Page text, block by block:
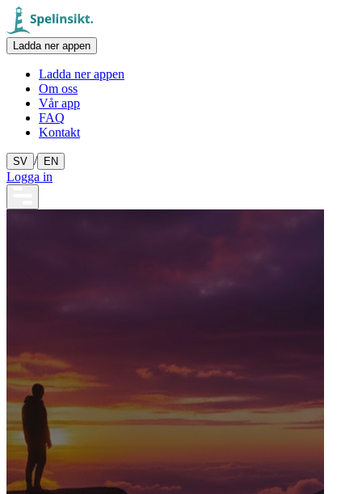
Ladda ner appen
Ladda ner appen
Om oss
Vår app
FAQ
Kontakt
SV / EN
Logga in